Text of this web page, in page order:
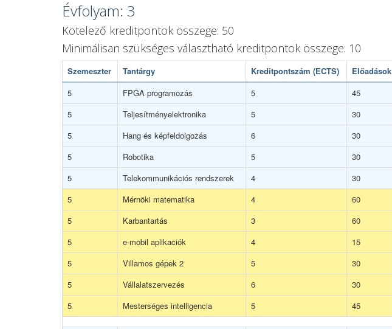
Évfolyam: 3
Kötelező kreditpontok összege: 50
Minimálisan szükséges választható kreditpontok összege: 10
Szemeszter Tantárgy Kreditpontszám (ECTS) Előadások
5
FPGA programozás 5 45
5
Teljesítményelektronika 5 30
5
Hang és képfeldolgozás 6 30
5
Robotika 5 30
5
Telekommunikációs rendszerek 4 30
5
Mérnöki matematika 4 60
5
Karbantartás 3 60
5
e-mobil aplikaciók 4 15
5
Villamos gépek 2 5 30
5
Vállalatszervezés 6 30
5
Mesterséges intelligencia 5 45